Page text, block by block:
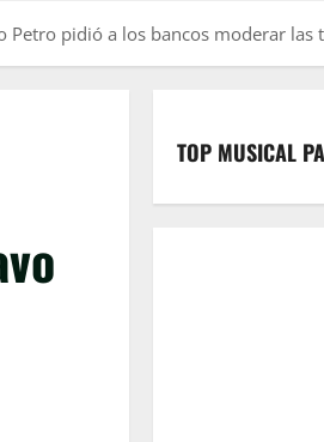
Petro pidió a los bancos moderar las
TOP MUSICAL